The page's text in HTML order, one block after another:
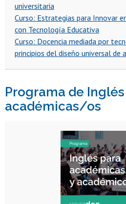
universitaria
Curso: Estrategias para Innovar
con Tecnología Educativa
Curso: Docencia mediada por
principios del diseño universal de
Programa de
académicas/os